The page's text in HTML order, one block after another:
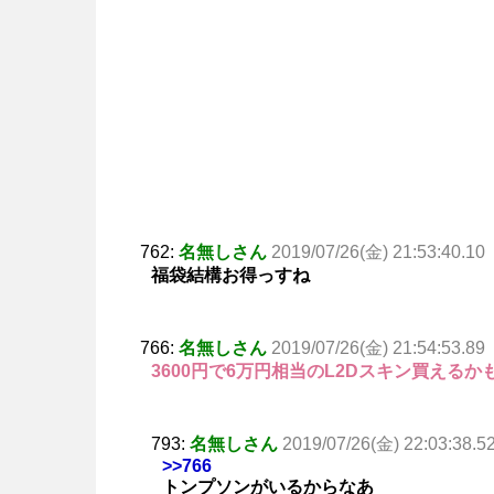
762: 名無しさん 2019/07/26(金) 21:53:40.10
福袋結構お得っすね
766: 名無しさん 2019/07/26(金) 21:54:53.89
3600円で6万円相当のL2Dスキン買えるか
793: 名無しさん 2019/07/26(金) 22:03:38.52
>>766
トンプソンがいるからなあ